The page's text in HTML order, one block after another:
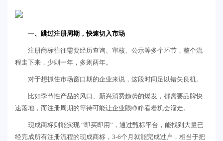
一、跳过注册周期，快速切入市场
注册商标往往需要经历查询、审核、公示等多个环节，整个流
程走下来，少则一年，多则两年。
对于想抓住市场窗口期的企业来说，这段时间足以错失良机。
比如季节性产品的风口、新兴消费趋势的爆发，都需要品牌快
速落地，而注册周期的等待可能让企业眼睁睁看着机会溜走。
现成商标则能实现 “即买即用”，通过甄标平台，能找到大量已
经完成所有注册流程的现成商标，3-6个月就能完成过户，相当于把